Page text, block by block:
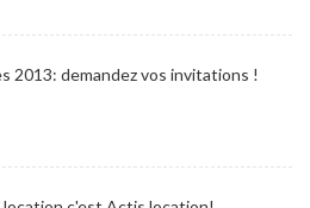
2013: demandez vos invitations !